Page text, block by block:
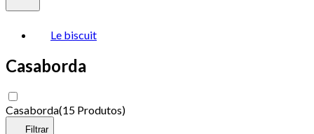
Le biscuit
Casaborda
Casaborda(15 Produtos)
Filtrar